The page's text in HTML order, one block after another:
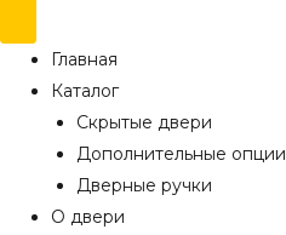
Главная
Каталог
Скрытые двери
Дополнительные опции
Дверные ручки
О двери